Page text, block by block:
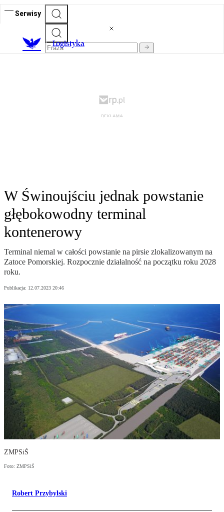
Serwisy
Logistyka
W Świnoujściu jednak powstanie
głębokowodny terminal
kontenerowy
Terminal niemal w całości powstanie na pirsie zlokalizowanym na
Zatoce Pomorskiej. Rozpocznie działalność na początku roku 2028
roku.
Publikacja: 12.07.2023 20:46
ZMPSiŚ
Foto: ZMPSiŚ
Robert Przybylski